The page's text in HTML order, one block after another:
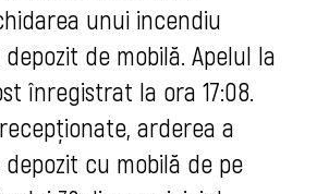
unui incendiu
de mobilă. Apelul la
înregistrat la ora 17:08.
arderea a
cu mobilă de pe